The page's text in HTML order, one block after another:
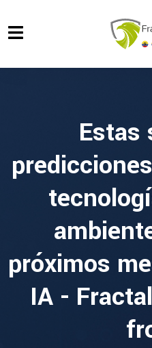
Estas
próximos
IA -